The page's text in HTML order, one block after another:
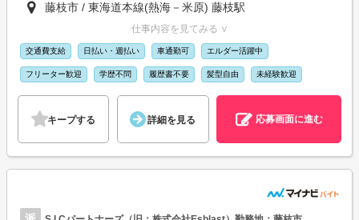
藤枝市 / 東海道本線(熱海－米原) 藤枝駅
仕事内容を見てみる ∨
交通費支給 日払い・週払い 車通勤可 エルダー活躍中
フリーター歓迎 学歴不問 履歴書不要 髪型自由 未経験歓迎
キープする 詳細を見る 応募画面に進む